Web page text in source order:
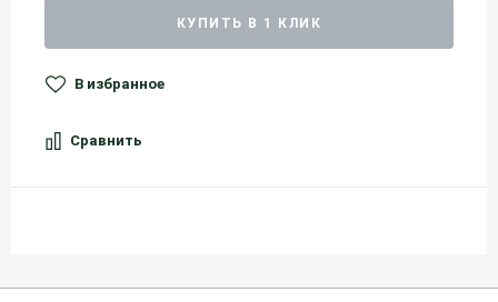
КУПИТЬ В 1 КЛИК
В избранное
Сравнить